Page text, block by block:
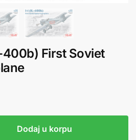
400b) First Soviet
Dodaj u korpu